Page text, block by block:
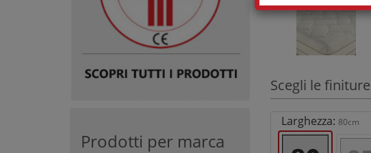
Scegli le finiture
Larghezza: 80cm
Prodotti per marca